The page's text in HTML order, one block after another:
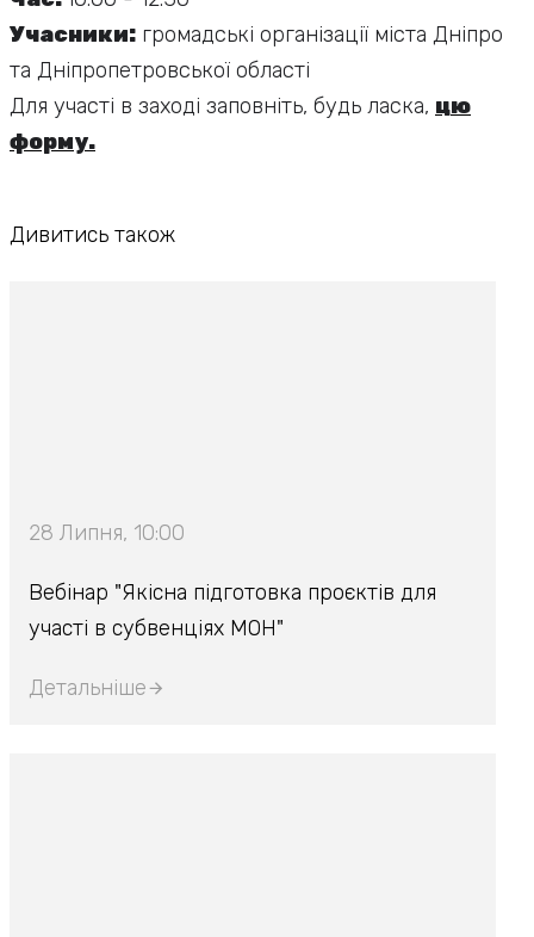
Учасники: громадські організації міста Дніпро
та Дніпропетровської області
Для участі в заході заповніть, будь ласка, цю
форму.
Дивитись також
28 Липня, 10:00
Вебінар "Якісна підготовка проєктів для
участі в субвенціях МОН"
Детальніше